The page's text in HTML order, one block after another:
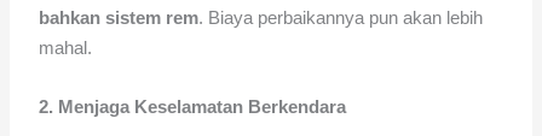
bahkan sistem rem. Biaya perbaikannya pun akan lebih
mahal.
2. Menjaga Keselamatan Berkendara